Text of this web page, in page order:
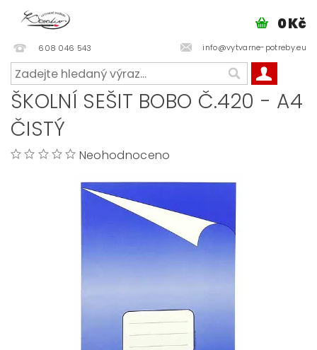
608 046 543 info@vytvarne-potreby.eu
0 Kč
ŠKOLNÍ SEŠIT BOBO Č.420 - A4
ČISTÝ
Neohodnoceno